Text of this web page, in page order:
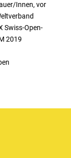
Innen, vor
Swiss-Open-
2019